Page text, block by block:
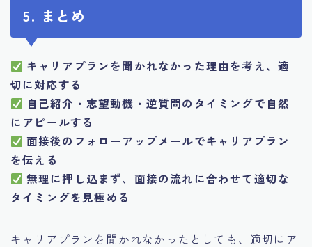
5. まとめ
キャリアプランを聞かれなかった理由を考え、適
切に対応する
自己紹介・志望動機・逆質問のタイミングで自然
にアピールする
面接後のフォローアップメールでキャリアプラン
を伝える
無理に押し込まず、面接の流れに合わせて適切な
タイミングを見極める
キャリアプランを聞かれなかったとしても、適切にア